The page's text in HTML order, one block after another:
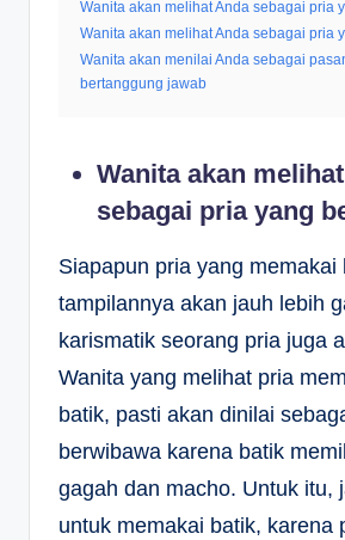
Wanita akan melihat Anda sebagai pria
Wanita akan melihat Anda sebagai pria
Wanita akan menilai Anda sebagai
bertanggung jawab
Wanita akan
sebagai pria yang
Siapapun pria yang memakai
tampilannya akan jauh lebih
karismatik seorang pria juga
Wanita yang melihat pria
batik, pasti akan dinilai
berwibawa karena batik
gagah dan macho. Untuk itu,
untuk memakai batik, karena